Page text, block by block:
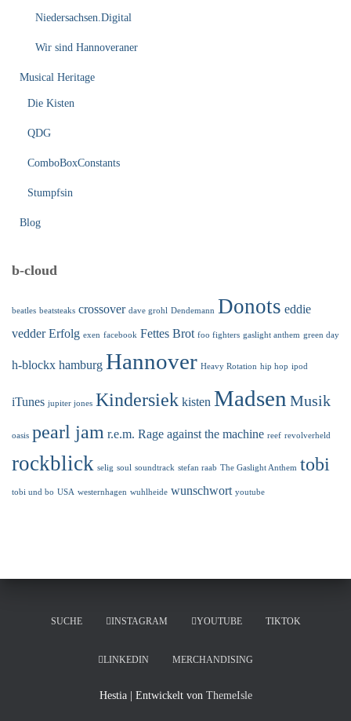
Niedersachsen.Digital
Wir sind Hannoveraner
Musical Heritage
Die Kisten
QDG
ComboBoxConstants
Stumpfsin
Blog
b-cloud
beatles beatsteaks crossover dave grohl Dendemann Donots eddie
vedder Erfolg exen facebook Fettes Brot foo fighters gaslight anthem green day
h-blockx hamburg Hannover Heavy Rotation hip hop ipod
iTunes jupiter jones Kindersiek kisten Madsen Musik
oasis pearl jam r.e.m. Rage against the machine reef revolverheld
rockblick selig soul soundtrack stefan raab The Gaslight Anthem tobi
tobi und bo USA westernhagen wuhlheide wunschwort youtube
SUCHE INSTAGRAM YOUTUBE TIKTOK
LINKEDIN MERCHANDISING
Hestia | Entwickelt von ThemeIsle